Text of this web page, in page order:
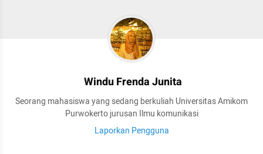
Windu Frenda Junita
Seorang mahasiswa yang sedang berkuliah Universitas Amikom
Purwokerto jurusan Ilmu komunikasi
Laporkan Pengguna